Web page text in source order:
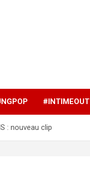
pop
#INTIMEOUT
: nouveau clip